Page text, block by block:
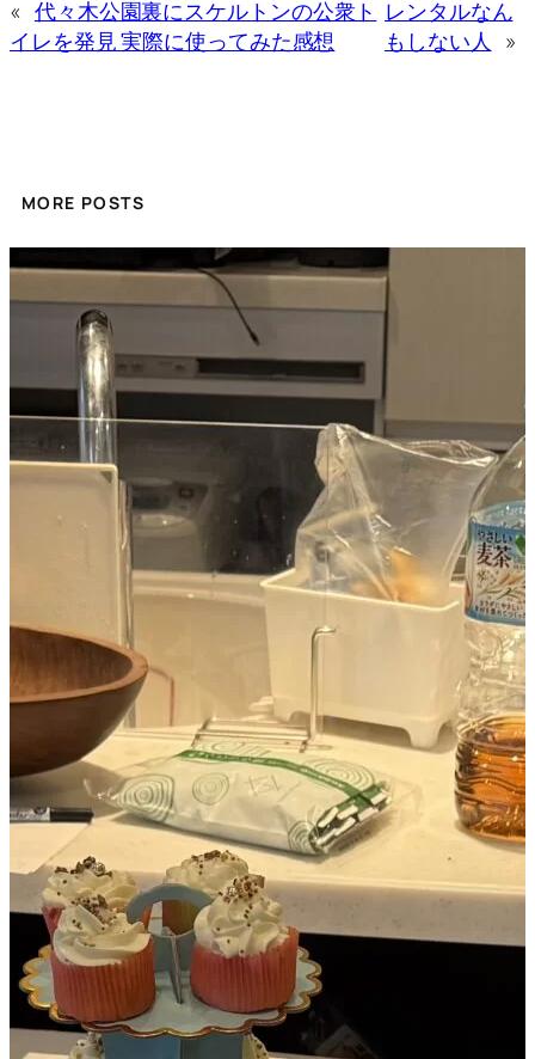
« 代々木公園裏にスケルトンの公衆ト
イレを発見 実際に使ってみた感想
レンタルなん
もしない人 »
MORE POSTS